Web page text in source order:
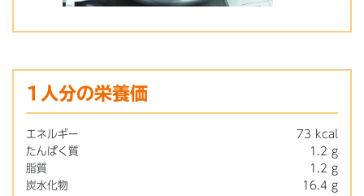
1人分の栄養価
エネルギー
73 kcal
たんぱく質
1.2 g
脂質
1.2 g
炭水化物
16.4 g